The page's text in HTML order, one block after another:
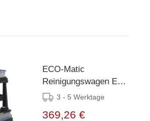
ECO-Matic
Reinigungswagen EM-
1TM3 - 5 Werktage
369,26 €